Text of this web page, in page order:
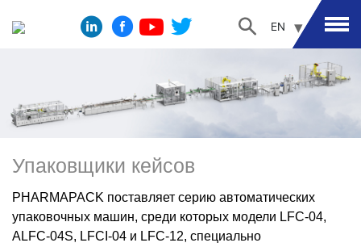
EN
Упаковщики кейсов
PHARMAPACK поставляет серию автоматических
упаковочных машин, среди которых модели LFC-04,
ALFC-04S, LFCI-04 и LFC-12, специально